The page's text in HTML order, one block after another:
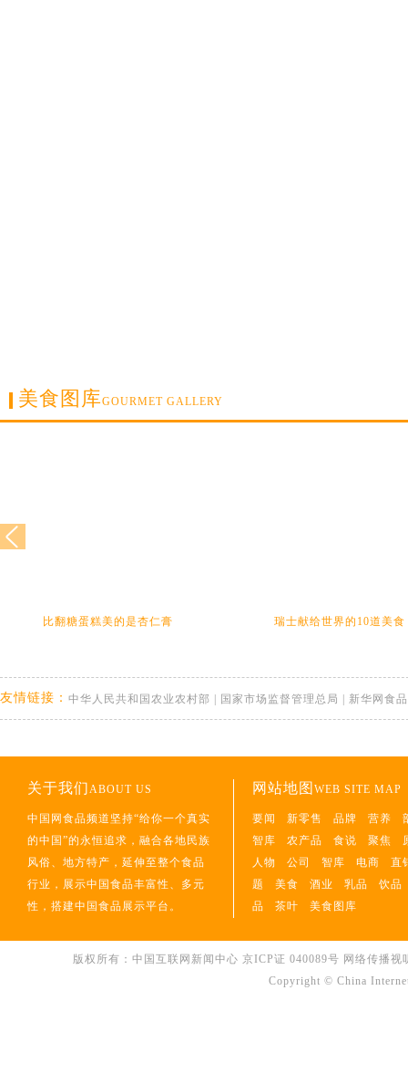
美食图库GOURMET GALLERY
比翻糖蛋糕美的是杏仁膏 瑞士献给世界的10道美食
友情链接： 中华人民共和国农业农村部 国家市场监督管理总局 新华网食品
关于我们ABOUT US
中国网食品频道坚持“给你一个真实
的中国”的永恒追求，融合各地民族
风俗、地方特产，延伸至整个食品
行业，展示中国食品丰富性、多元
性，搭建中国食品展示平台。
网站地图 WEB SITE MAP
要闻 新零售 品牌 营养
智库
农产品 食说 聚焦
人物
公司 智库 电商
直
题
美食 酒业 乳品
饮品
品
茶叶 美食图库
版权所有：中国互联网新闻中心 京ICP证 040089号 网络传播
Copyright © China